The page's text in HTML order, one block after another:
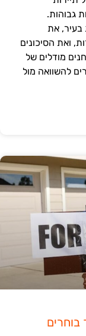
גבוהות.
את
ואת הסיכונים
מודלים של
להשוואה מול